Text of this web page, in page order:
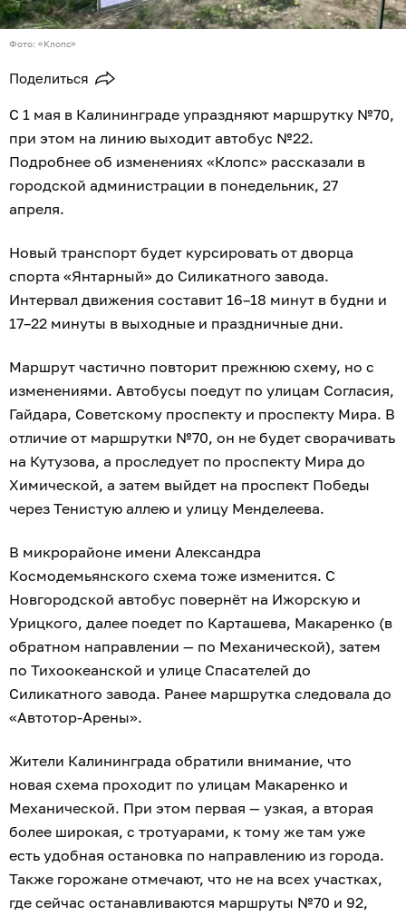
Фото: «Клопс»
Поделиться
С 1 мая в Калининграде упраздняют маршрутку №70,
при этом на линию выходит автобус №22.
Подробнее об изменениях «Клопс» рассказали в
городской администрации в понедельник, 27
апреля.
Новый транспорт будет курсировать от дворца
спорта «Янтарный» до Силикатного завода.
Интервал движения составит 16–18 минут в будни и
17–22 минуты в выходные и праздничные дни.
Маршрут частично повторит прежнюю схему, но с
изменениями. Автобусы поедут по улицам Согласия,
Гайдара, Советскому проспекту и проспекту Мира. В
отличие от маршрутки №70, он не будет сворачивать
на Кутузова, а проследует по проспекту Мира до
Химической, а затем выйдет на проспект Победы
через Тенистую аллею и улицу Менделеева.
В микрорайоне имени Александра
Космодемьянского схема тоже изменится. С
Новгородской автобус повернёт на Ижорскую и
Урицкого, далее поедет по Карташева, Макаренко (в
обратном направлении — по Механической), затем
по Тихоокеанской и улице Спасателей до
Силикатного завода. Ранее маршрутка следовала до
«Автотор-Арены».
Жители Калининграда обратили внимание, что
новая схема проходит по улицам Макаренко и
Механической. При этом первая — узкая, а вторая
более широкая, с тротуарами, к тому же там уже
есть удобная остановка по направлению из города.
Также горожане отмечают, что не на всех участках,
где сейчас останавливаются маршруты №70 и 92,